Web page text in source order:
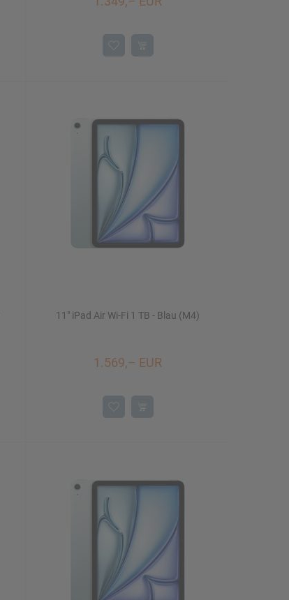
11" iPad Air Wi-Fi 1 TB - Blau (M4)
1.569,– EUR